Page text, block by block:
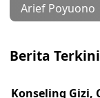
Arief Poyuono
Berita Terkini
Konseling Gizi,